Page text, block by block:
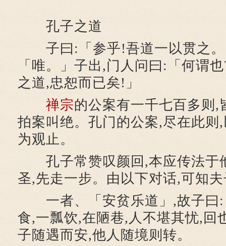
孔子之道
子曰:「参乎!吾道一以贯之。
「唯。」子出,门人问曰:「何谓
之道,忠恕而已矣!」
禅宗的公案有一千七百多则,
拍案叫绝。孔门的公案,尽在此则
为观止。
孔子常赞叹颜回,本应传法于
圣,先走一步。由以下对话,可知
一者、「安贫乐道」,故子曰:
食,一瓢饮,在陋巷,人不堪其忧,回
子随遇而安,他人随境则转。